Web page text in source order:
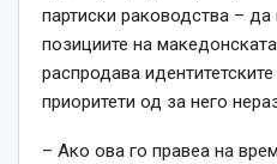
партиски раководства –
позициите на
распродава
приоритети од за него
– Ако ова го правеа на